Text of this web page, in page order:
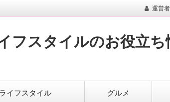
運営
フスタイルのお役立ち
ライフスタイル グルメ